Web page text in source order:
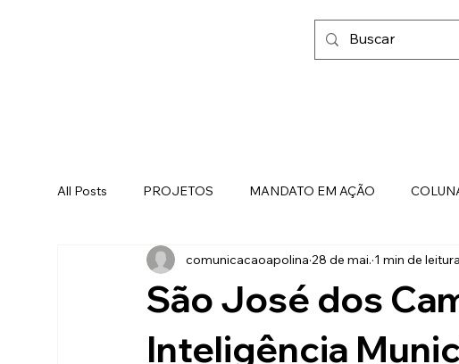
All Posts PROJETOS MANDATO EM AÇÃO
FAMÍLIA, FÉ E LIBERDADE
São José dos
Inteligência
comunicacaoapolina 28 de mai. 1 min de leitura